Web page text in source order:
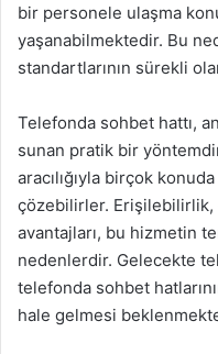
bir personele ulaşma
yaşanabilmektedir. Bu
standartlarının sürekli
Telefonda sohbet hattı,
sunan pratik bir
aracılığıyla birçok
çözebilirler.
avantajları, bu hizmetin
nedenlerdir. Gelecekte
telefonda sohbet
hale gelmesi